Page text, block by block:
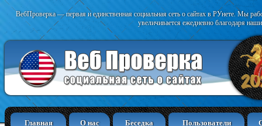
ВебПроверка — первая и единственная социальная сеть о сайтах в РУнете. Мы
увеличивается ежедневно благодаря
Главная О нас Беседка Пользователи